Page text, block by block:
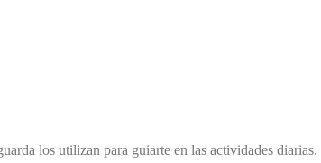
los utilizan para guiarte en las actividades